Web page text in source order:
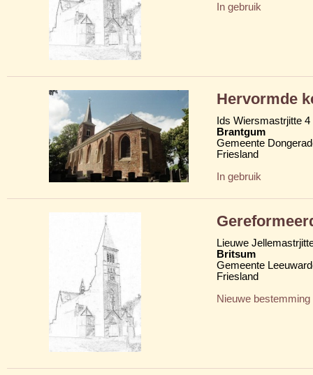
In gebruik
Hervormde
Ids Wiersmastrjitte 4
Brantgum
Gemeente
Friesland
In gebruik
Lieuwe
Britsum
Gemeente
Friesland
Nieuwe bestemming